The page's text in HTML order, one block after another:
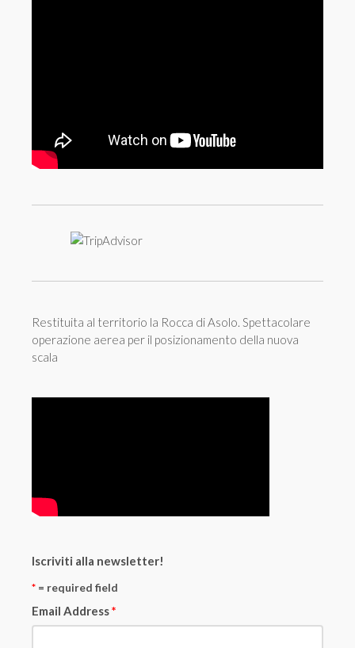
Restituita al territorio la Rocca di Asolo. Spettacolare
operazione aerea per il posizionamento della nuova
scala
Iscriviti alla newsletter!
* = required field
Email Address*